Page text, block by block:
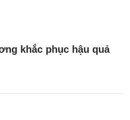
khắc phục hậu quả